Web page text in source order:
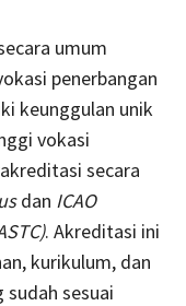
umum
penerbangan
keunggulan unik
vokasi
secara
dan ICAO
. Akreditasi ini
kurikulum, dan
sesuai